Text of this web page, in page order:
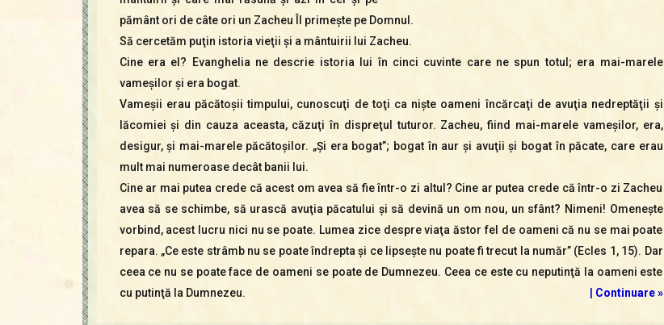
pământ ori de câte ori un Zacheu Îl primeşte pe Domnul.
Să cercetăm puţin istoria vieţii şi a mântuirii lui Zacheu.
Cine era el? Evanghelia ne descrie istoria lui în cinci cuvinte care ne spun totul; era mai-marele
vameşilor şi era bogat.
Vameşii erau păcătoşii timpului, cunoscuţi de toţi ca nişte oameni încărcaţi de avuţia nedreptăţii şi
lăcomiei şi din cauza aceasta, căzuţi în dispreţul tuturor. Zacheu, fiind mai-marele vameşilor, era,
desigur, şi mai-marele păcătoşilor. „Şi era bogat”; bogat în aur şi avuţii şi bogat în păcate, care erau
mult mai numeroase decât banii lui.
Cine ar mai putea crede că acest om avea să fie într-o zi altul? Cine ar putea crede că într-o zi Zacheu
avea să se schimbe, să urască avuţia păcatului şi să devină un om nou, un sfânt? Nimeni! Omeneşte
vorbind, acest lucru nici nu se poate. Lumea zice despre viaţa ăstor fel de oameni că nu se mai poate
repara. „Ce este strâmb nu se poate îndrepta şi ce lipseşte nu poate fi trecut la număr” (Ecles 1, 15). Dar
ceea ce nu se poate face de oameni se poate de Dumnezeu. Ceea ce este cu neputinţă la oameni este
cu putinţă la Dumnezeu.
| Continuare »